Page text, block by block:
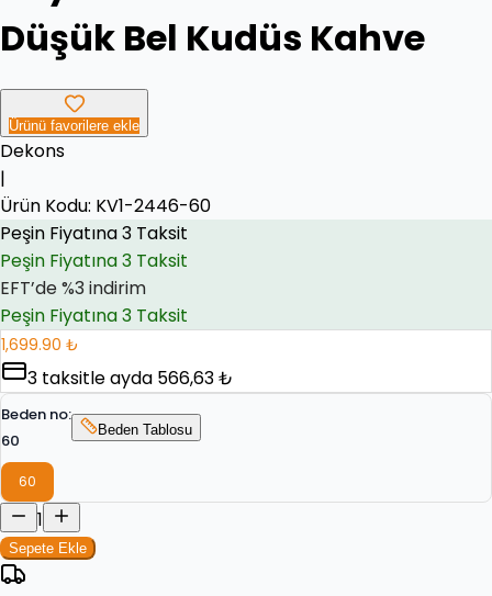
Düşük Bel Kudüs Kahve
Ürünü favorilere ekle
Dekons
|
Ürün Kodu: KV1-2446-60
EFT’de %3 indirim
Peşin Fiyatına 3 Taksit
EFT’de %3 indirim
Peşin Fiyatına 3 Taksit
1,699.90 ₺
3 taksitle ayda 566,63 ₺
Beden no:
60
Beden Tablosu
60
1
Sepete Ekle